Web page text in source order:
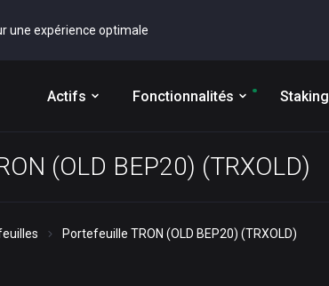
une expérience optimale
Actifs Fonctionnalités Staking
(OLD BEP20) (TRXOLD)
Portefeuille TRON (OLD BEP20) (TRXOLD)